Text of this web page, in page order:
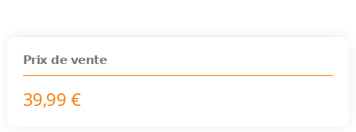
Prix de vente
39,99 €